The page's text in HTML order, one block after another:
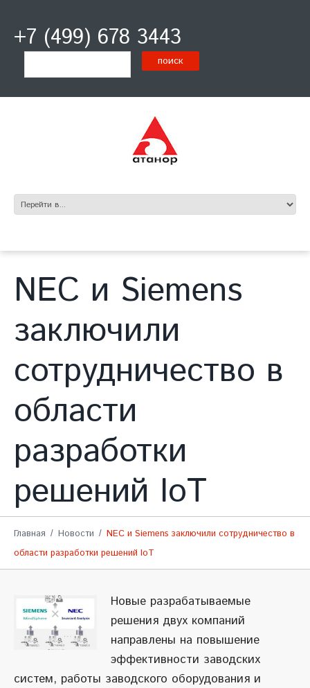
+7 (499) 678 3443
NEC и Siemens
заключили
сотрудничество в
области
разработки
решений IoT
Главная Новости
NEC и Siemens заключили сотрудничество в
области разработки решений IoT
Новые разрабатываемые
решения двух компаний
направлены на повышение
эффективности заводских
систем, работы заводского оборудования и